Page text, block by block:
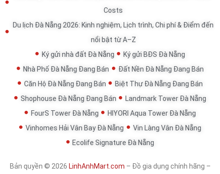
Costs
Du lịch Đà Nẵng 2026: Kinh nghiệm, Lịch trình, Chi phí & Điểm đến
nổi bật từ A–Z
Ký gửi nhà đất Đà Nẵng
Ký gửi BĐS Đà Nẵng
Nhà Phố Đà Nẵng Đang Bán
Đất Nền Đà Nẵng Đang Bán
Căn Hộ Đà Nẵng Đang Bán
Biệt Thự Đà Nẵng Đang Bán
Shophouse Đà Nẵng Đang Bán
Landmark Tower Đà Nẵng
FourS Tower Đà Nẵng
HIYORI Aqua Tower Đà Nẵng
Vinhomes Hải Vân Bay Đà Nẵng
Vin Làng Vân Đà Nẵng
Ecolife Signature Đà Nẵng
Bản quyền © 2026 LinhAnhMart.com – Đồ gia dụng chính hãng –